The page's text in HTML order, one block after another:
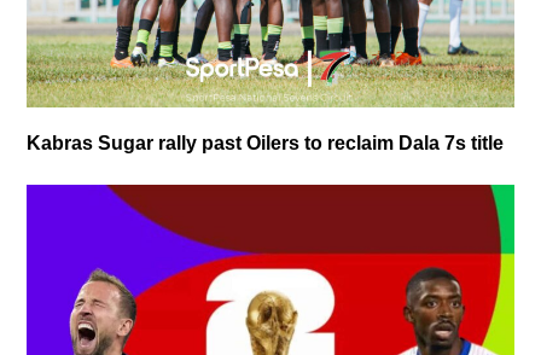
Kabras Sugar rally past Oilers to reclaim Dala 7s title